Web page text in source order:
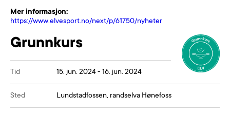
Mer informasjon:
https://www.elvesport.no/next/p/61750/nyheter
Grunnkurs
Tid 15. jun. 2024 - 16. jun. 2024
Sted Lundstadfossen, randselva Hønefoss